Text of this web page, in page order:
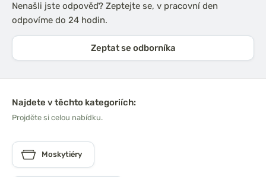
Nenašli jste odpověď? Zeptejte se, v pracovní den
odpovíme do 24 hodin.
Zeptat se odborníka
Najdete v těchto kategoriích:
Projděte si celou nabídku.
Moskytiéry